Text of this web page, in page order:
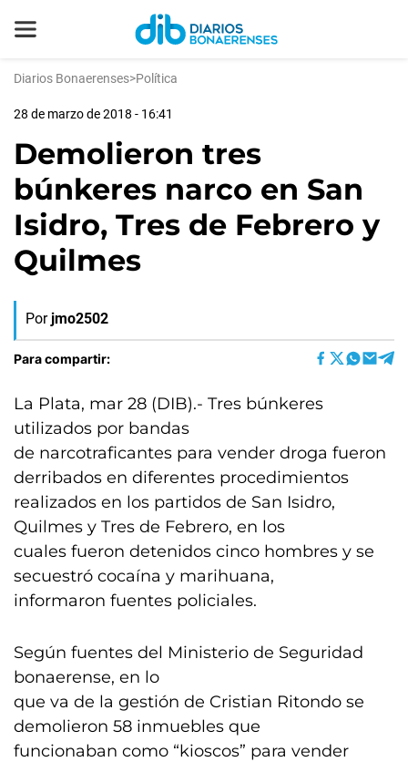
Diarios Bonaerenses>Política
28 de marzo de 2018 - 16:41
Demolieron tres
búnkeres narco en San
Isidro, Tres de Febrero y
Quilmes
Por jmo2502
Para compartir:
La Plata, mar 28 (DIB).- Tres búnkeres
utilizados por bandas
de narcotraficantes para vender droga fueron
derribados en diferentes procedimientos
realizados en los partidos de San Isidro,
Quilmes y Tres de Febrero, en los
cuales fueron detenidos cinco hombres y se
secuestró cocaína y marihuana,
informaron fuentes policiales.
Según fuentes del Ministerio de Seguridad
bonaerense, en lo
que va de la gestión de Cristian Ritondo se
demolieron 58 inmuebles que
funcionaban como “kioscos” para vender